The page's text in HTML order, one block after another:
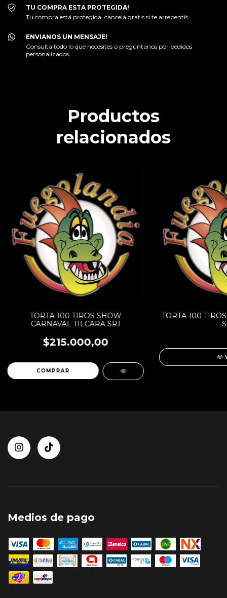
TU COMPRA ESTA PROTEGIDA!
Tu compra está protegida, cancelá gratis si te arrepentís.
ENVIANOS UN MENSAJE!
Consulta todo lo que necesites o pregúntanos por pedidos
personalizados.
Productos
relacionados
TORTA 100 TIROS SHOW
CARNAVAL TILCARA SR1
$215.000,00
TORTA 100
Medios de pago